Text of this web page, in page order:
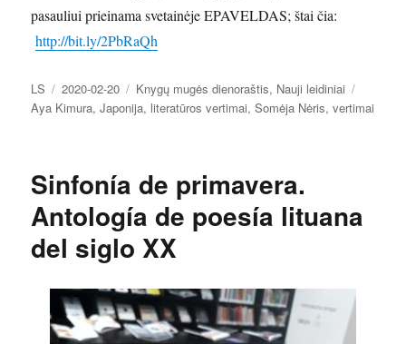
pasauliui prieinama svetainėje EPAVELDAS; štai čia:
http://bit.ly/2PbRaQh
Autorius
LS Paskelbta
2020-02-20 Kategorijos
Knygų mugės dienoraštis, Nauji leidiniai
Aya Kimura,Japonija, literatūros vertimai,Somėja Nėris,vertimai
Sinfonía de primavera.
Antología de poesía lituana
del siglo XX